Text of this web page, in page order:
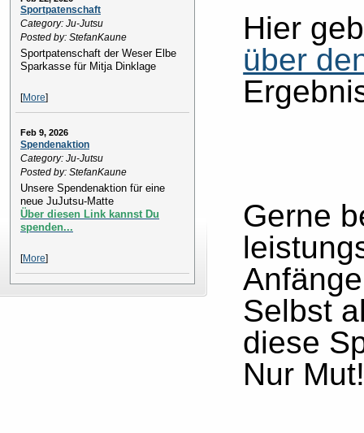
Sportpatenschaft
Category: Ju-Jutsu
Posted by: StefanKaune
Sportpatenschaft der Weser Elbe
Sparkasse für Mitja Dinklage
[More]
Feb 9, 2026
Spendenaktion
Category: Ju-Jutsu
Posted by: StefanKaune
Unsere Spendenaktion für eine
neue JuJutsu-Matte
Über diesen Link kannst Du
spenden...
[More]
Hier
über
Gerne
Selbst
diese
Nur